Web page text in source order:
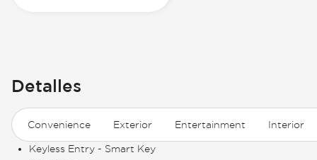
Detalles
Convenience Exterior Entertainment Interior
Keyless Entry - Smart Key